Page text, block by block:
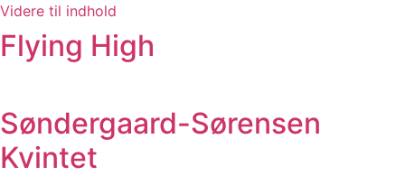
Videre til indhold
Flying High
Søndergaard-Sørensen
Kvintet